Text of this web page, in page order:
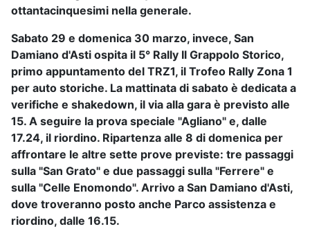
ottantacinquesimi nella generale.
Sabato 29 e domenica 30 marzo, invece, San
Damiano d'Asti ospita il 5° Rally Il Grappolo Storico,
primo appuntamento del TRZ1, il Trofeo Rally Zona 1
per auto storiche. La mattinata di sabato è dedicata a
verifiche e shakedown, il via alla gara è previsto alle
15. A seguire la prova speciale "Agliano" e, dalle
17.24, il riordino. Ripartenza alle 8 di domenica per
affrontare le altre sette prove previste: tre passaggi
sulla "San Grato" e due passaggi sulla "Ferrere" e
sulla "Celle Enomondo". Arrivo a San Damiano d'Asti,
dove troveranno posto anche Parco assistenza e
riordino, dalle 16.15.